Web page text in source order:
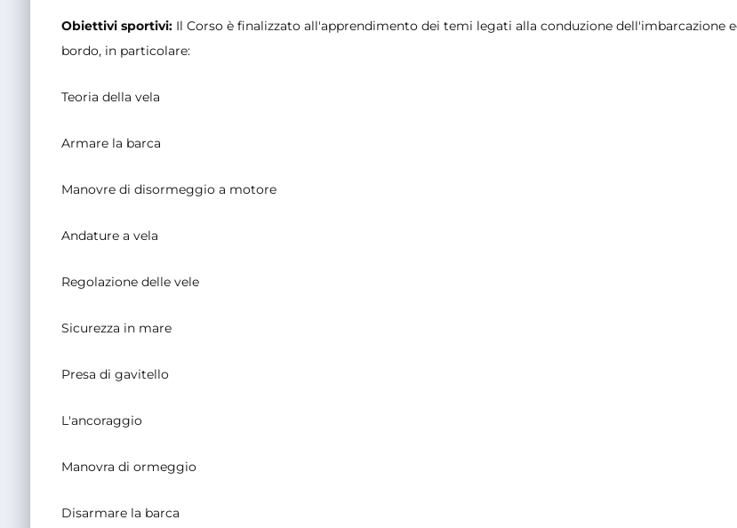
Obiettivi sportivi: Il Corso è finalizzato all'apprendimento dei temi legati alla conduzione dell'imbarcazione
bordo, in particolare:
Teoria della vela
Armare la barca
Manovre di disormeggio a motore
Andature a vela
Regolazione delle vele
Sicurezza in mare
Presa di gavitello
L'ancoraggio
Manovra di ormeggio
Disarmare la barca